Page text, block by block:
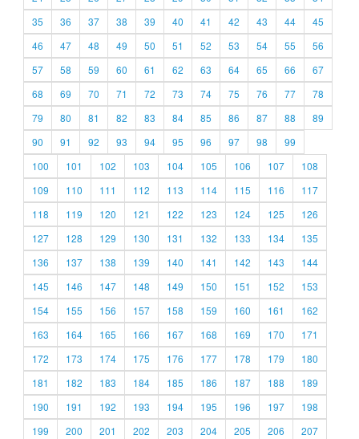
35
36 37 38 39 40 41 42 43 44
45
46
47 48 49 50 51 52 53 54 55
56
57
58 59 60 61 62 63 64 65 66
67
68
69 70 71 72 73 74 75 76 77
78
79
80 81 82 83 84 85 86 87 88
89
90
91 92 93 94 95 96 97 98
99
100
101 102 103 104 105 106 107
108
109
110 111 112 113 114 115 116
117
118
119 120 121 122 123 124 125
126
127
128 129 130 131 132 133 134
135
136
137 138 139 140 141 142 143
144
145
146 147 148 149 150 151 152
153
154
155 156 157 158 159 160 161
162
163
164 165 166 167 168 169 170
171
172
173 174 175 176 177 178 179
180
181
182 183 184 185 186 187 188
189
190
191 192 193 194 195 196 197
198
199
200 201 202 203 204 205 206
207